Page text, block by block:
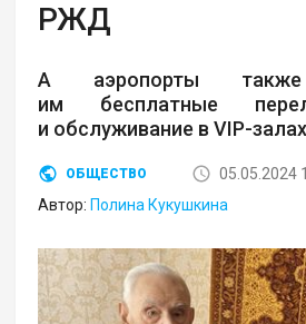
РЖД
А аэропорты также
им бесплатные
и обслуживание в VIP-залах
ОБЩЕСТВО
05.05.2024
Автор: Полина Кукушкина